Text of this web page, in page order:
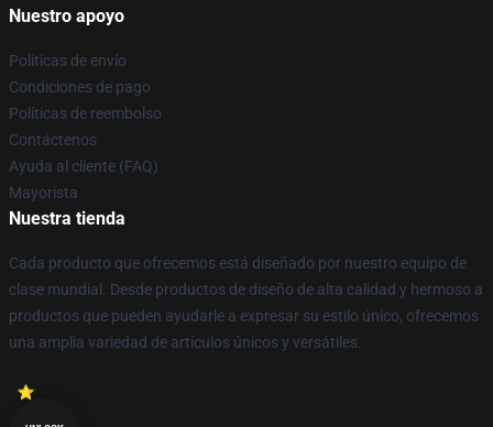
Nuestro apoyo
Políticas de envío
Condiciones de pago
Políticas de reembolso
Contáctenos
Ayuda al cliente (FAQ)
Mayorista
Nuestra tienda
Cada producto que ofrecemos está diseñado por nuestro equipo de
clase mundial. Desde productos de diseño de alta calidad y hermoso a
productos que pueden ayudarle a expresar su estilo único, ofrecemos
una amplia variedad de artículos únicos y versátiles.